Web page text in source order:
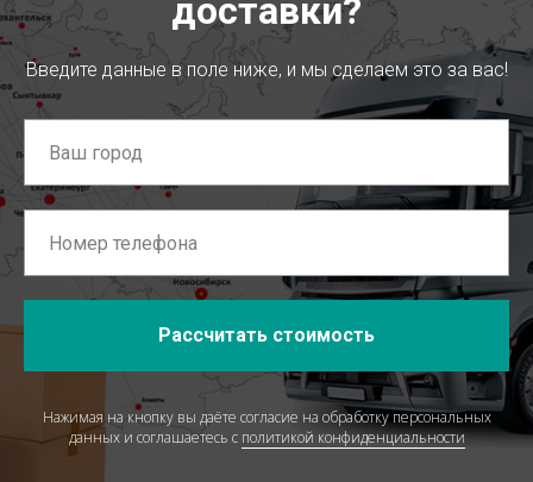
доставки?
Введите данные в поле ниже, и мы сделаем это за вас!
Рассчитать стоимость
Нажимая на кнопку вы даёте согласие на обработку персональных
данных и соглашаетесь c политикой конфиденциальности